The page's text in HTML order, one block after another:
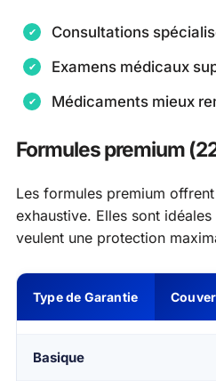
Consultations
Examens médicaux
Médicaments mieux
Formules premium
Les formules premium
exhaustive. Elles sont
veulent une protection
Type de Garantie
Basique